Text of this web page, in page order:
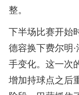
整。
下半场比赛开始
德容换下费尔明
手变化。这一次
增加持球点之后